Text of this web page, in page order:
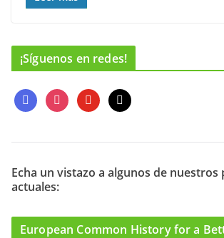
¡Síguenos en redes!
f
a
e
o
o
i
n
t
g
r
m
y
o
t
b
m
a
l
Echa un vistazo a algunos de nuestros
actuales:
European Common History for a